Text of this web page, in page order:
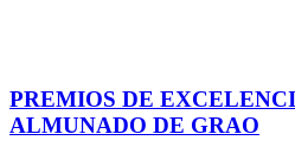
PREMIOS DE
ALMUNADO DE GRAO